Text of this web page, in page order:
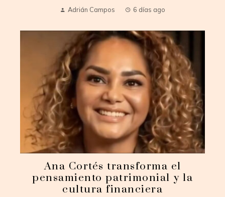
Adrián Campos 6 días ago
Ana Cortés transforma el
pensamiento patrimonial y la
cultura financiera